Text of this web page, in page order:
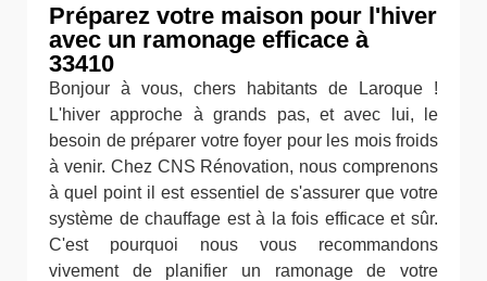
Préparez votre maison pour l'hiver
avec un ramonage efficace à
33410
Bonjour à vous, chers habitants de Laroque !
L'hiver approche à grands pas, et avec lui, le
besoin de préparer votre foyer pour les mois froids
à venir. Chez CNS Rénovation, nous comprenons
à quel point il est essentiel de s'assurer que votre
système de chauffage est à la fois efficace et sûr.
C'est pourquoi nous vous recommandons
vivement de planifier un ramonage de votre